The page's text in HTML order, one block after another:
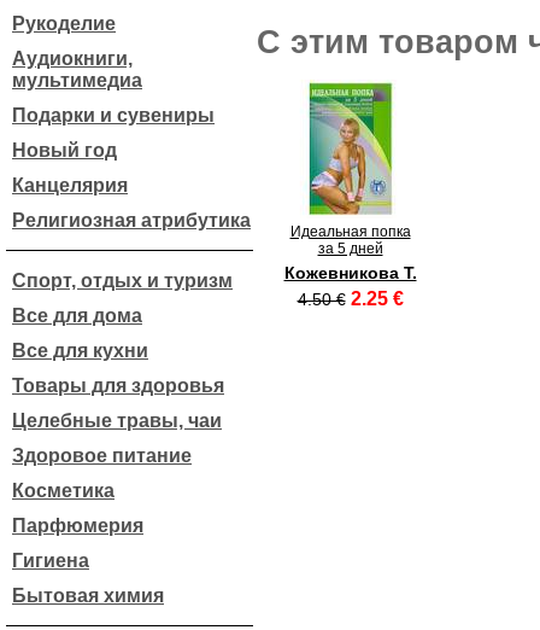
Рукоделие
Аудиокниги,
мультимедиа
Подарки и сувениры
Новый год
Канцелярия
Религиозная атрибутика
Спорт, отдых и туризм
Все для дома
Все для кухни
Товары для здоровья
Целебные травы, чаи
Здоровое питание
Косметика
Парфюмерия
Гигиена
Бытовая химия
С этим товаром
Идеальная попка
за 5 дней
Кожевникова Т.
4.50 € 2.25 €